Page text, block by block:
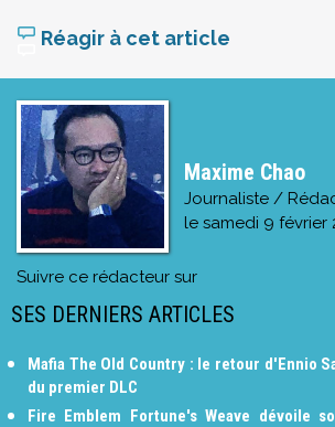
Réagir à cet article
Maxime Chao
Journaliste /
le samedi 9 février
Suivre ce rédacteur sur
SES DERNIERS ARTICLES
Mafia The Old Country : le retour d'Ennio
du premier DLC
Fire Emblem Fortune's Weave dévoile